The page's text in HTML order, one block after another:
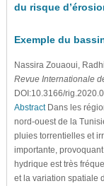
du risque
Exemple du
Nassira Zouaoui ,
Revue Internationale
DOI:10.3166/
AbstractDans les
nord-ouest de la
pluies torrentielles et
importante,
hydrique est très
et la variation spatiale